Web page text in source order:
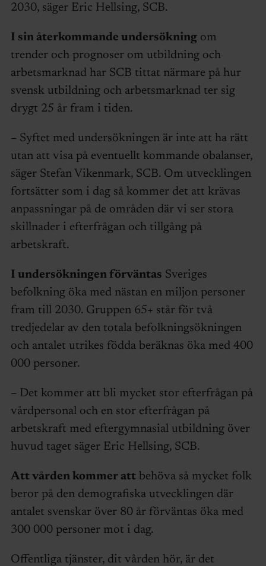
2030, säger Eric Hellsing, SCB.
I sin återkommande undersökningom
trender och prognoser om utbildning och
arbetsmarknad har SCB tittat närmare på hur
svensk utbildning och arbetsmarknad ter sig
drygt 25 år fram i tiden.
– Syftet med undersökningen är inte att ha rätt
utan att visa på eventuellt kommande obalanser,
säger Stefan Vikenmark, SCB. Om utvecklingen
fortsätter som i dag så kommer det att krävas
anpassningar på de områden där vi ser stora
skillnader i efterfrågan och tillgång på
arbetskraft.
I undersökningen förväntas Sveriges
befolkning öka med nästan en miljon personer
fram till 2030. Gruppen 65+ står för två
tredjedelar av den totala befolkningsökningen
och antalet utrikes födda beräknas öka med 400
000 personer.
– Det kommer att bli mycket stor efterfrågan på
vårdpersonal och en stor efterfrågan på
arbetskraft med eftergymnasial utbildning över
huvud taget säger Eric Hellsing, SCB.
Att vården kommer attbehöva så mycket folk
beror på den demografiska utvecklingen där
antalet svenskar över 80 år förväntas öka med
300 000 personer mot i dag.
Offentliga tjänster, dit vården hör, är det